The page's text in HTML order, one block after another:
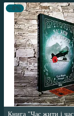
–8%
Книга "Час жити і час